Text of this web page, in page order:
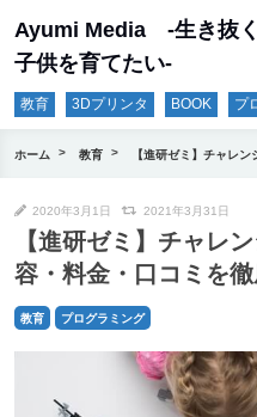
Ayumi Media -生き抜く
子供を育てたい-
教育 3Dプリンタ BOOK プ
ホーム 教育 【進研ゼミ】チャレン
2020年3月1日 2021年3月31日
【進研ゼミ】チャレ
容・料金・口コミを徹
教育 プログラミング